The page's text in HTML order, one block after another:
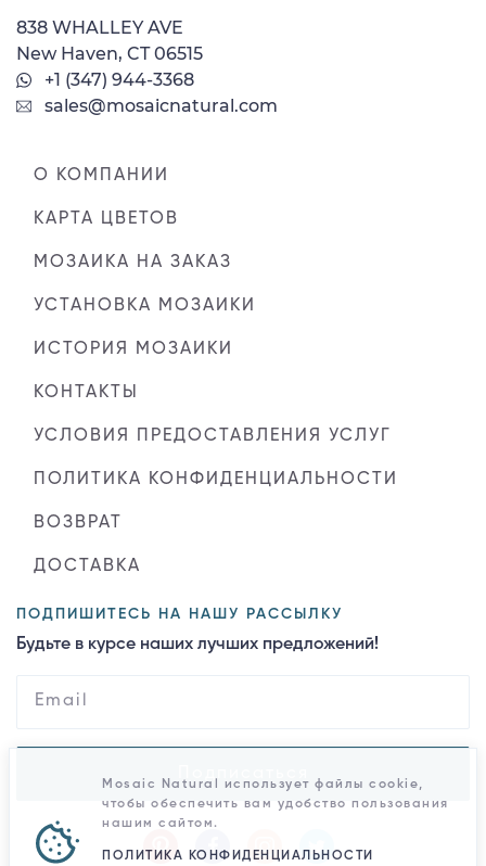
838 WHALLEY AVE
New Haven, CT 06515
+1 (347) 944-3368
sales@mosaicnatural.com
О КОМПАНИИ
КАРТА ЦВЕТОВ
МОЗАИКА НА ЗАКАЗ
УСТАНОВКА МОЗАИКИ
ИСТОРИЯ МОЗАИКИ
КОНТАКТЫ
УСЛОВИЯ ПРЕДОСТАВЛЕНИЯ УСЛУГ
ПОЛИТИКА КОНФИДЕНЦИАЛЬНОСТИ
ВОЗВРАТ
ДОСТАВКА
ПОДПИШИТЕСЬ НА НАШУ РАССЫЛКУ
Будьте в курсе наших лучших предложений!
Mosaic Natural использует файлы cookie,
чтобы обеспечить вам удобство пользования
нашим сайтом.
ПОЛИТИКА КОНФИДЕНЦИАЛЬНОСТИ